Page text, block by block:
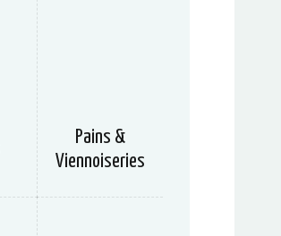
Pains &
Viennoiseries